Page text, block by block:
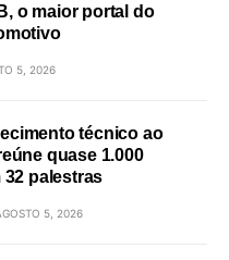
o maior portal do
5, 2026
técnico ao
quase 1.000
palestras
5, 2026